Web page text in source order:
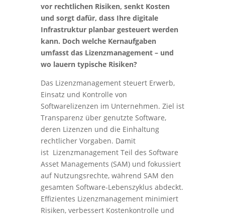
vor rechtlichen Risiken, senkt Kosten
und sorgt dafür, dass Ihre digitale
Infrastruktur planbar gesteuert werden
kann. Doch welche Kernaufgaben
umfasst das Lizenzmanagement – und
wo lauern typische Risiken?
Das Lizenzmanagement steuert Erwerb,
Einsatz und Kontrolle von
Softwarelizenzen im Unternehmen. Ziel ist
Transparenz über genutzte Software,
deren Lizenzen und die Einhaltung
rechtlicher Vorgaben. Damit
ist Lizenzmanagement Teil des Software
Asset Managements (SAM) und fokussiert
auf Nutzungsrechte, während SAM den
gesamten Software-Lebenszyklus abdeckt.
Effizientes Lizenzmanagement minimiert
Risiken, verbessert Kostenkontrolle und